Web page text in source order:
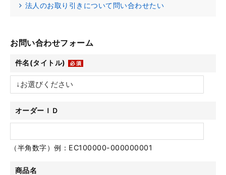
法人のお取り引きについて問い合わせたい
お問い合わせフォーム
件名(タイトル)
オーダーＩＤ
（半角数字）例：EC100000-000000001
商品名